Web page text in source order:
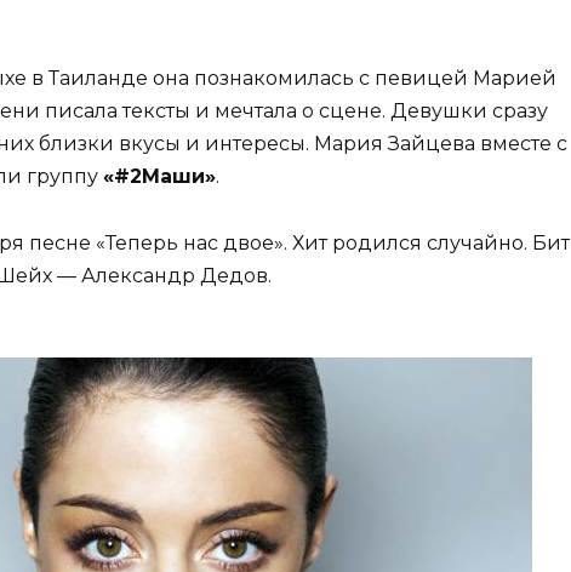
в Таиланде она познакомилась с певицей Марией
писала тексты и мечтала о сцене. Девушки сразу
близки вкусы и интересы. Мария Зайцева вместе с
группу «#2Маши».
песне «Теперь нас двое». Хит родился случайно. Бит
— Александр Дедов.